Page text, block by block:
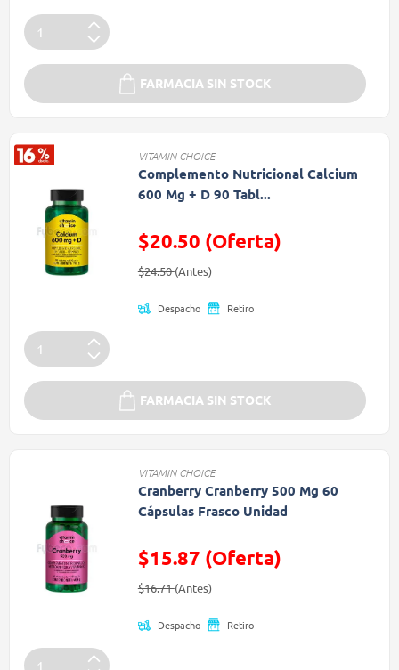
FARMACIA SIN STOCK
VITAMIN CHOICE
Complemento Nutricional Calcium
600 Mg + D 90 Tabl...
$20.50 (Oferta)
Precio reducido de
$24.50(Antes)(Oferta)
Despacho Retiro
FARMACIA SIN STOCK
VITAMIN CHOICE
Cranberry Cranberry 500 Mg 60
Cápsulas Frasco Unidad
$15.87 (Oferta)
Precio reducido de
$16.71(Antes)(Oferta)
Despacho Retiro